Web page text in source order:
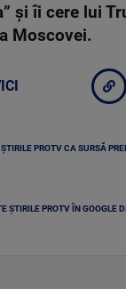
și îi cere lui
Moscovei.
PROTV CA SURSĂ
ȘTIRILE PROTV ÎN GOOGLE